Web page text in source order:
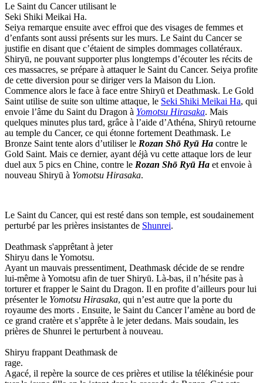
Le Saint du Cancer utilisant le
Seki Shiki Meikai Ha.
Seiya remarque ensuite avec effroi que des visages de femmes et
d’enfants sont aussi présents sur les murs. Le Saint du Cancer se
justifie en disant que c’étaient de simples dommages collatéraux.
Shiryū, ne pouvant supporter plus longtemps d’écouter les récits de
ces massacres, se prépare à attaquer le Saint du Cancer. Seiya profite
de cette diversion pour se diriger vers la Maison du Lion.
Commence alors le face à face entre Shiryū et Deathmask. Le Gold
Saint utilise de suite son ultime attaque, le Seki Shiki Meikai Ha, qui
envoie l’âme du Saint du Dragon à Yomotsu Hirasaka. Mais
quelques minutes plus tard, grâce à l’aide d’Athéna, Shiryū retourne
au temple du Cancer, ce qui étonne fortement Deathmask. Le
Bronze Saint tente alors d’utiliser le Rozan Shō Ryū Ha contre le
Gold Saint. Mais ce dernier, ayant déjà vu cette attaque lors de leur
duel aux 5 pics en Chine, contre le Rozan Shō Ryū Ha et envoie à
nouveau Shiryū à Yomotsu Hirasaka.
Le Saint du Cancer, qui est resté dans son temple, est soudainement
perturbé par les prières insistantes de Shunrei.
Deathmask s'apprêtant à jeter
Shiryu dans le Yomotsu.
Ayant un mauvais pressentiment, Deathmask décide de se rendre
lui-même à Yomotsu afin de tuer Shiryū. Là-bas, il n’hésite pas à
torturer et frapper le Saint du Dragon. Il en profite d’ailleurs pour lui
présenter le Yomotsu Hirasaka, qui n’est autre que la porte du
royaume des morts . Ensuite, le Saint du Cancer l’amène au bord de
ce grand cratère et s’apprête à le jeter dedans. Mais soudain, les
prières de Shunrei le perturbent à nouveau.
Shiryu frappant Deathmask de
rage.
Agacé, il repère la source de ces prières et utilise la télékinésie pour